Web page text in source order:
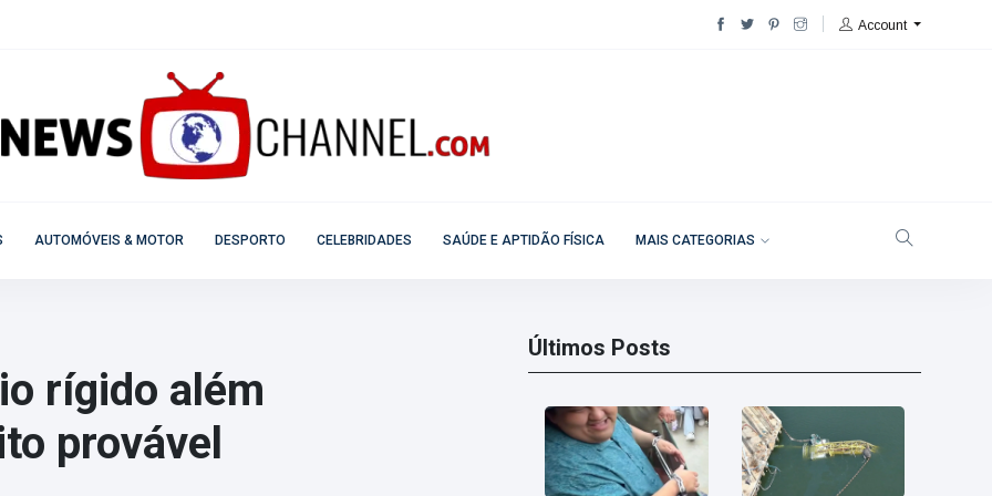
Account
AUTOMÓVEIS & MOTOR DESPORTO CELEBRIDADES SAÚDE E APTIDÃO FÍSICA MAIS CATEGORIAS
rígido além
provável
Últimos Posts